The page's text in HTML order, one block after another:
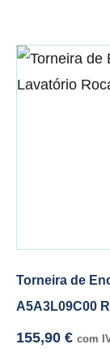
Torneira de
A5A3L09C00
155,90 € com